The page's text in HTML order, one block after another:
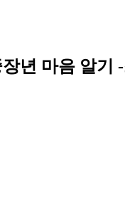
년 마음 알기